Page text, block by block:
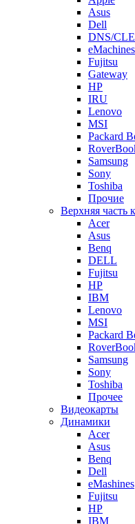
Asus
Dell
DNS/
eMachines
Fujitsu
Gateway
HP
IRU
Lenovo
MSI
Packard
Samsung
Sony
Toshiba
Прочие
Верхняя часть
Acer
Asus
Benq
DELL
Fujitsu
HP
IBM
Lenovo
MSI
Packard
Samsung
Sony
Toshiba
Прочее
Видеокарты
Динамики
Acer
Asus
Benq
Dell
eMashines
Fujitsu
HP
IBM